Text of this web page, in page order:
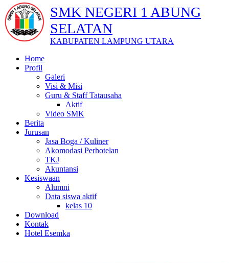
SMK NEGERI 1 ABUNG
SELATAN
KABUPATEN LAMPUNG UTARA
Home
Profil
Galeri
Visi & Misi
Guru & Staff Tatausaha
Aktif
Video SMK
Berita
Jurusan
Jasa Boga / Kuliner
Akomodasi Perhotelan
TKJ
Akuntansi
Kesiswaan
Alumni
Data siswa aktif
kelas 10
Download
Kontak
Hotel Esemka